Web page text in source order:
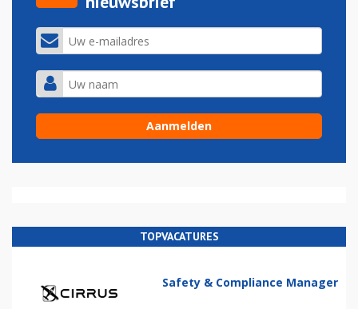
TOPVACATURES
Safety & Compliance Manager